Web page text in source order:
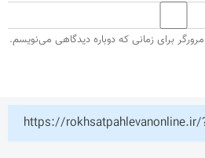
برای زمانی که دوباره دیدگاهی می‌نویسم.
https://